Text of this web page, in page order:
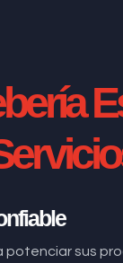
potenciar sus